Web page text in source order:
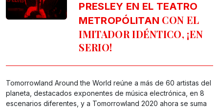
PRESLEY EN EL TEATRO
METROPÓLITAN CON EL
IMITADOR IDÉNTICO, ¡EN
SERIO!
Tomorrowland Around the World reúne a más de 60 artistas del
planeta, destacados exponentes de música electrónica, en 8
escenarios diferentes, y a Tomorrowland 2020 ahora se suma